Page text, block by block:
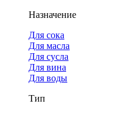
Назначение
Для сока
Для масла
Для сусла
Для вина
Для воды
Тип